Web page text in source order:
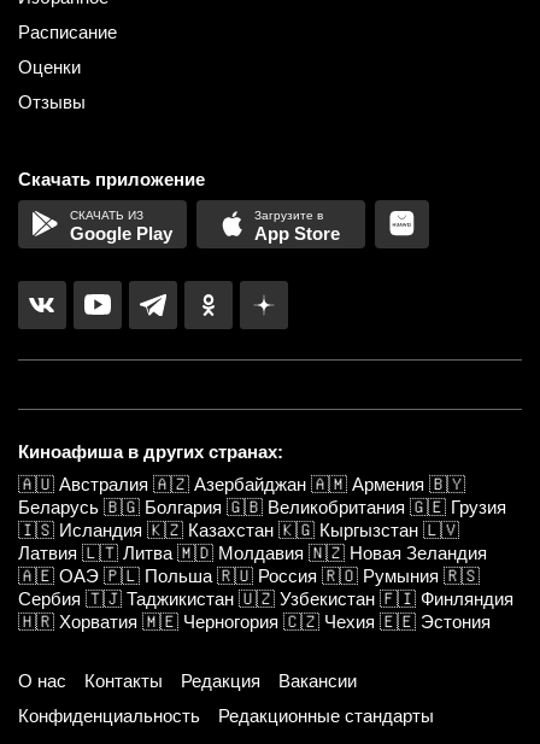
Расписание
Оценки
Отзывы
Скачать приложение
Google Play App Store
Киноафиша в других странах:
🇦🇺 Австралия 🇦🇿 Азербайджан 🇦🇲 Армения 🇧🇾
Беларусь 🇧🇬 Болгария 🇬🇧 Великобритания 🇬🇪 Грузия
🇮🇸 Исландия 🇰🇿 Казахстан 🇰🇬 Кыргызстан 🇱🇻
Латвия 🇱🇹 Литва 🇲🇩 Молдавия 🇳🇿 Новая Зеландия
🇦🇪 ОАЭ 🇵🇱 Польша 🇷🇺 Россия 🇷🇴 Румыния 🇷🇸
Сербия 🇹🇯 Таджикистан 🇺🇿 Узбекистан 🇫🇮 Финляндия
🇭🇷 Хорватия 🇲🇪 Черногория 🇨🇿 Чехия 🇪🇪 Эстония
О нас Контакты Редакция
Вакансии
Конфиденциальность
Редакционные стандарты